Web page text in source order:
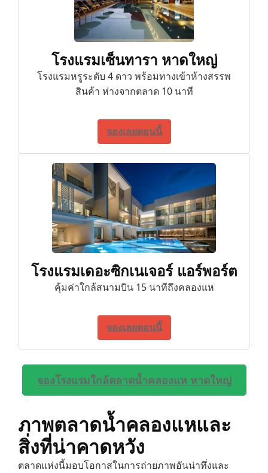
โรงแรมเซ็นทารา หาดใหญ่
โรงแรมหรูระดับ 4 ดาว พร้อมทางเข้าห้างสรรพ
สินค้า ห่างจากตลาด 10 นาที
จองเลยตอนนี้
โรงแรมเดอะซิกเนเจอร์ แอร์พอร์ต
คุ้มค่าใกล้สนามบิน 15 นาทีถึงคลองแห
จองเลยตอนนี้
จองโรงแรมใกล้ตลาดน้ำคลองแห หาดใหญ่
ภาพตลาดน้ำคลองแหและ
สิ่งที่น่าคาดหวัง
ตลาดแห่งนี้มอบโอกาสในการถ่ายภาพอันน่าทึ่งและ